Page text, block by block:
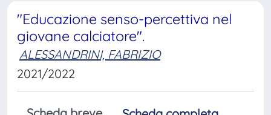
"Educazione senso-percettiva nel
giovane calciatore".
ALESSANDRINI, FABRIZIO
2021/2022